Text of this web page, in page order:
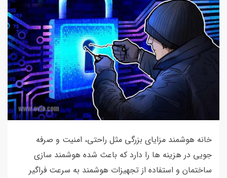
خانه هوشمند مزایای بزرگی مثل راحتی، امنیت و صرفه
جویی در هزینه ها را دارد که باعث شده هوشمند سازی
ساختمان و استفاده از تجهیزات هوشمند به سرعت فراگیر